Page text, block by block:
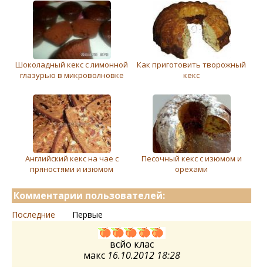
Шоколадный кекс с лимонной
глазурью в микроволновке
Как приготовить творожный
кекс
Английский кекс на чае с
пряностями и изюмом
Песочный кекс с изюмом и
орехами
Комментарии пользователей:
Последние Первые
всйо клас
макс 16.10.2012 18:28